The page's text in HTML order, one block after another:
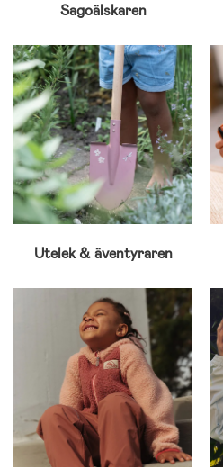
Sagoälskaren
Utelek & äventyraren